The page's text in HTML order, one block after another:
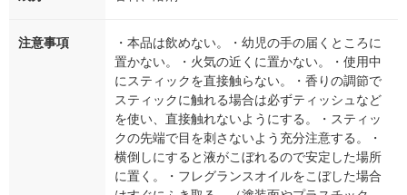
注意事項
・本品は飲めない。・幼児の手の届くところに
置かない。・火気の近くに置かない。・使用中
にスティックを直接触らない。・香りの調節で
スティックに触れる場合は必ずティッシュなど
を使い、直接触れないようにする。・スティッ
クの先端で目を刺さないよう充分注意する。・
横倒しにすると液がこぼれるので安定した場所
に置く。・フレグランスオイルをこぼした場合